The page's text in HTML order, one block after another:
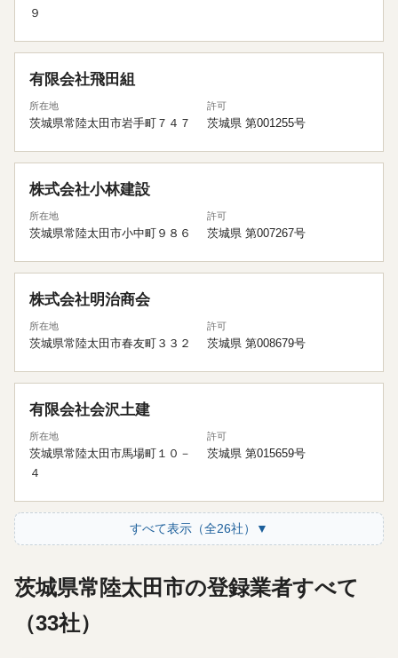
９
有限会社飛田組
所在地
茨城県常陸太田市岩手町７４７
許可
茨城県 第001255号
株式会社小林建設
所在地
茨城県常陸太田市小中町９８６
許可
茨城県 第007267号
株式会社明治商会
所在地
茨城県常陸太田市春友町３３２
許可
茨城県 第008679号
有限会社会沢土建
所在地
茨城県常陸太田市馬場町１０－
４
許可
茨城県 第015659号
すべて表示（全26社）▼
茨城県常陸太田市の登録業者すべて
（33社）